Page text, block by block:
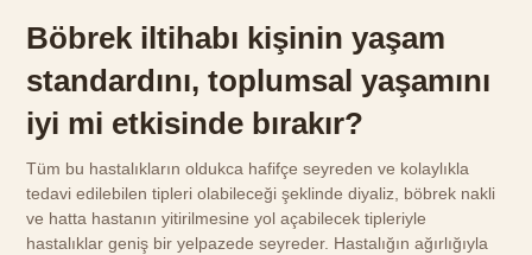
Böbrek iltihabı kişinin yaşam
standardını, toplumsal yaşamını
iyi mi etkisinde bırakır?
Tüm bu hastalıkların oldukca hafifçe seyreden ve kolaylıkla
tedavi edilebilen tipleri olabileceği şeklinde diyaliz, böbrek nakli
ve hatta hastanın yitirilmesine yol açabilecek tipleriyle
hastalıklar geniş bir yelpazede seyreder. Hastalığın ağırlığıyla